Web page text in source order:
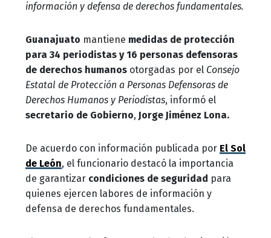
información y defensa de derechos fundamentales.
Guanajuato mantiene medidas de protección
para 34 periodistas y 16 personas defensoras
de derechos humanos otorgadas por el Consejo
Estatal de Protección a Personas Defensoras de
Derechos Humanos y Periodistas, informó el
secretario de Gobierno, Jorge Jiménez Lona.
De acuerdo con información publicada por El Sol
de León, el funcionario destacó la importancia
de garantizar condiciones de seguridad para
quienes ejercen labores de información y
defensa de derechos fundamentales.